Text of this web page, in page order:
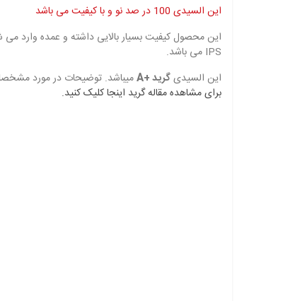
این السیدی 100 در صد نو و با کیفیت می باشد
این محصول کیفیت بسیار بالایی داشته و عمده وارد
IPS می باشد.
این السیدیگرید +A
میباشد. توضیحات در مورد
برای مشاهده مقاله گرید اینجا کلیک کنید.